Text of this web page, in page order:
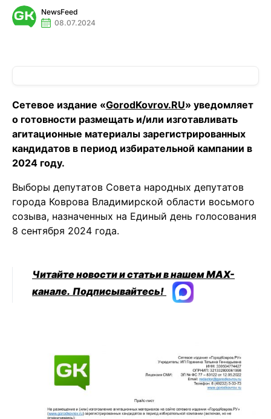
NewsFeed
08.07.2024
Сетевое издание «GorodKovrov.RU» уведомляет
о готовности размещать и/или изготавливать
агитационные материалы зарегистрированных
кандидатов в период избирательной кампании в
2024 году.
Выборы депутатов Совета народных депутатов
города Коврова Владимирской области восьмого
созыва, назначенных на Единый день голосования
8 сентября 2024 года.
Читайте новости и статьи в нашем MAX-
канале. Подписывайтесь!